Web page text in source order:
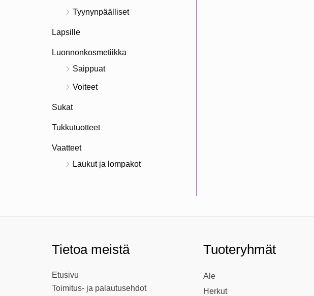
Tyynynpäälliset
Lapsille
Luonnonkosmetiikka
Saippuat
Voiteet
Sukat
Tukkutuotteet
Vaatteet
Laukut ja lompakot
Tietoa meistä
Etusivu
Toimitus- ja palautusehdot
Tuoteryhmät
Ale
Herkut